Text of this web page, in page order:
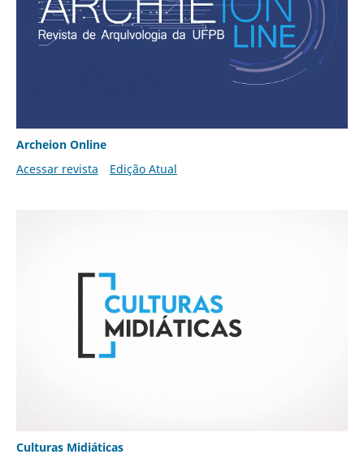
Archeion Online
Acessar revista
Edição Atual
Culturas Midiáticas